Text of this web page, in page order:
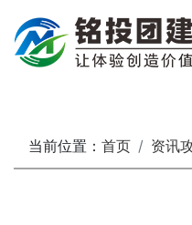
当前位置： 首页 资讯